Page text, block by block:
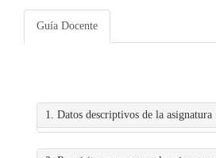
Guía Docente
1. Datos descriptivos de la asignatura